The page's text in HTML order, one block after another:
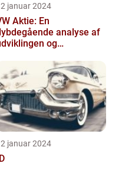
januar 2024
Aktie: En
analyse af
og
januar 2024